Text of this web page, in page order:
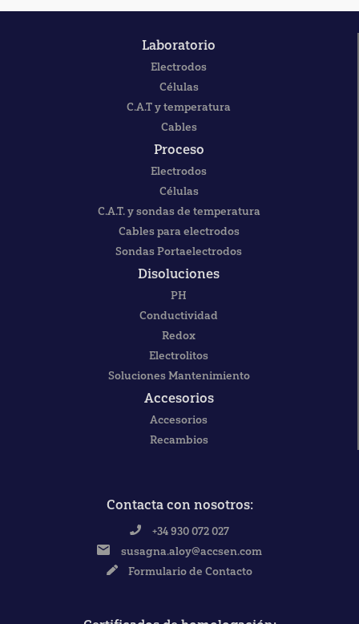
Laboratorio
Electrodos
Células
C.A.T y temperatura
Cables
Proceso
Electrodos
Células
C.A.T. y sondas de temperatura
Cables para electrodos
Sondas Portaelectrodos
Disoluciones
PH
Conductividad
Redox
Electrolitos
Soluciones Mantenimiento
Accesorios
Accesorios
Recambios
Contacta con nosotros:
+34 930 072 027
susagna.aloy@accsen.com
Formulario de Contacto